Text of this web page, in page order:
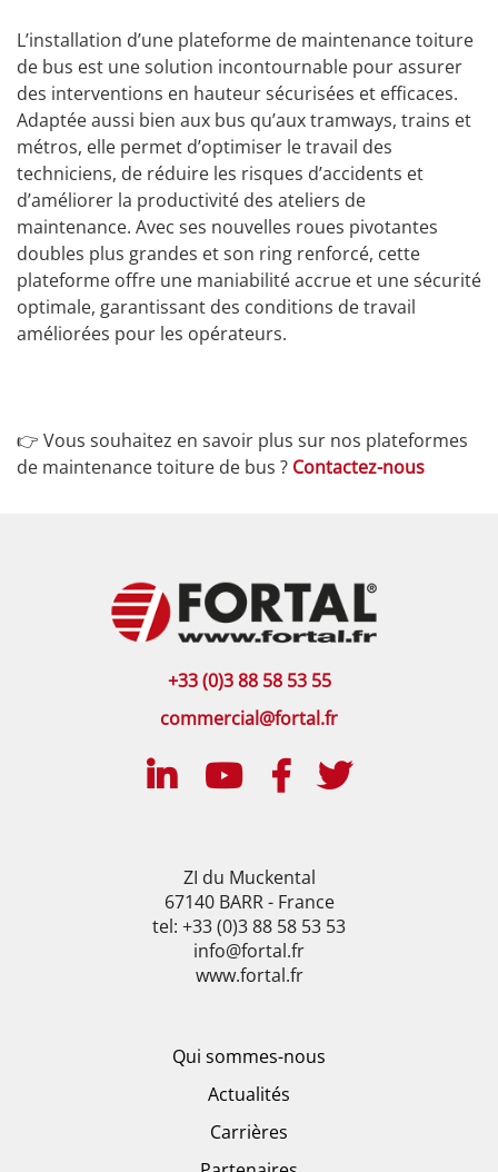
L’installation d’une plateforme de maintenance toiture
de bus est une solution incontournable pour assurer
des interventions en hauteur sécurisées et efficaces.
Adaptée aussi bien aux bus qu’aux tramways, trains et
métros, elle permet d’optimiser le travail des
techniciens, de réduire les risques d’accidents et
d’améliorer la productivité des ateliers de
maintenance. Avec ses nouvelles roues pivotantes
doubles plus grandes et son ring renforcé, cette
plateforme offre une maniabilité accrue et une sécurité
optimale, garantissant des conditions de travail
améliorées pour les opérateurs.
👉 Vous souhaitez en savoir plus sur nos plateformes
de maintenance toiture de bus ? Contactez-nous
+33 (0)3 88 58 53 55
commercial@fortal.fr
ZI du Muckental
67140 BARR - France
tel: +33 (0)3 88 58 53 53
info@fortal.fr
www.fortal.fr
Qui sommes-nous
Actualités
Carrières